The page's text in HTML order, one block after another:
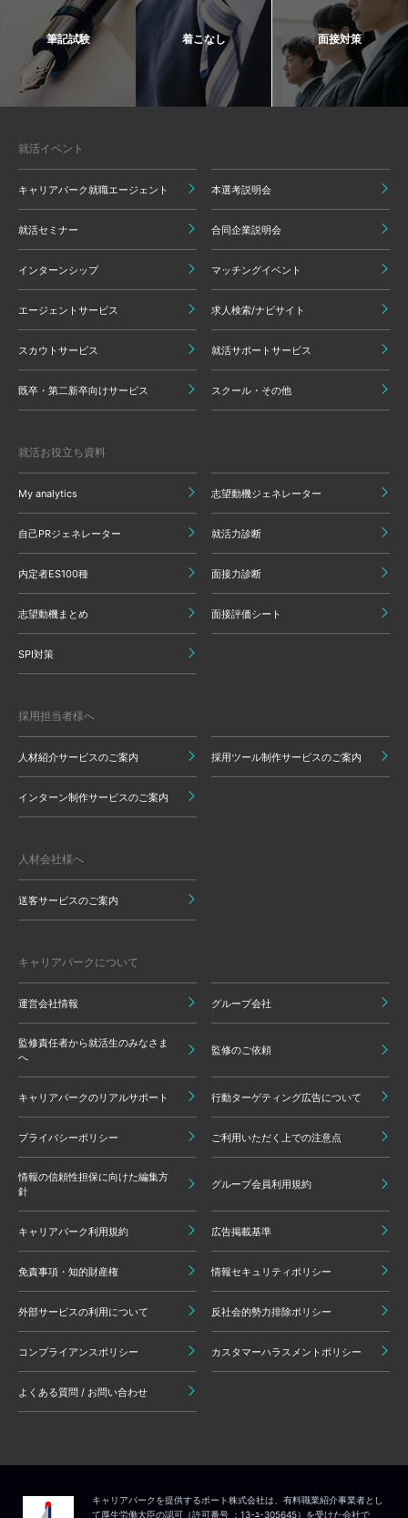
筆記試験 着こなし 面接対策
就活イベント
キャリアパーク就職エージェント 本選考説明会
就活セミナー 合同企業説明会
インターンシップ マッチングイベント
エージェントサービス 求人検索/ナビサイト
スカウトサービス 就活サポートサービス
既卒・第二新卒向けサービス スクール・その他
就活お役立ち資料
My analytics 志望動機ジェネレーター
自己PRジェネレーター 就活力診断
内定者ES100種 面接力診断
志望動機まとめ 面接評価シート
SPI対策
採用担当者様へ
人材紹介サービスのご案内 採用ツール制作サービスのご案内
インターン制作サービスのご案内
人材会社様へ
送客サービスのご案内
キャリアパークについて
運営会社情報 グループ会社
監修責任者から就活生のみなさま
へ
監修のご依頼
キャリアパークのリアルサポート 行動ターゲティング広告について
プライバシーポリシー ご利用いただく上での注意点
情報の信頼性担保に向けた編集方
針
グループ会員利用規約
キャリアパーク利用規約 広告掲載基準
免責事項・知的財産権 情報セキュリティポリシー
外部サービスの利用について 反社会的勢力排除ポリシー
コンプライアンスポリシー カスタマーハラスメントポリシー
よくある質問 / お問い合わせ